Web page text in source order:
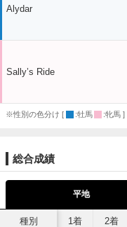
Alydar
Sally’s Ride
※性別の色分け [ :牡馬 :牝馬 ]
総合成績
平地
種別 1着 2着